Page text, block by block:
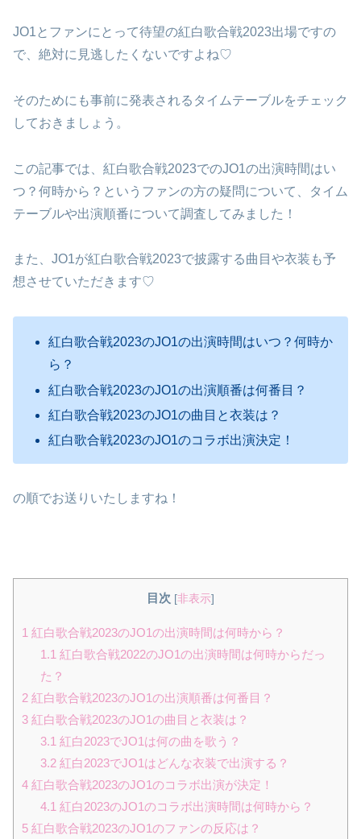
JO1とファンにとって待望の紅白歌合戦2023出場ですの
で、絶対に見逃したくないですよね♡
そのためにも事前に発表されるタイムテーブルをチェック
しておきましょう。
この記事では、紅白歌合戦2023でのJO1の出演時間はい
つ？何時から？というファンの方の疑問について、タイム
テーブルや出演順番について調査してみました！
また、JO1が紅白歌合戦2023で披露する曲目や衣装も予
想させていただきます♡
紅白歌合戦2023のJO1の出演時間はいつ？何時か
ら？
紅白歌合戦2023のJO1の出演順番は何番目？
紅白歌合戦2023のJO1の曲目と衣装は？
紅白歌合戦2023のJO1のコラボ出演決定！
の順でお送りいたしますね！
目次 [非表示]
1 紅白歌合戦2023のJO1の出演時間は何時から？
1.1 紅白歌合戦2022のJO1の出演時間は何時からだっ
た？
2 紅白歌合戦2023のJO1の出演順番は何番目？
3 紅白歌合戦2023のJO1の曲目と衣装は？
3.1 紅白2023でJO1は何の曲を歌う？
3.2紅白2023でJO1はどんな衣装で出演する？
4 紅白歌合戦2023のJO1のコラボ出演が決定！
4.1 紅白2023のJO1のコラボ出演時間は何時から？
5 紅白歌合戦2023のJO1のファンの反応は？